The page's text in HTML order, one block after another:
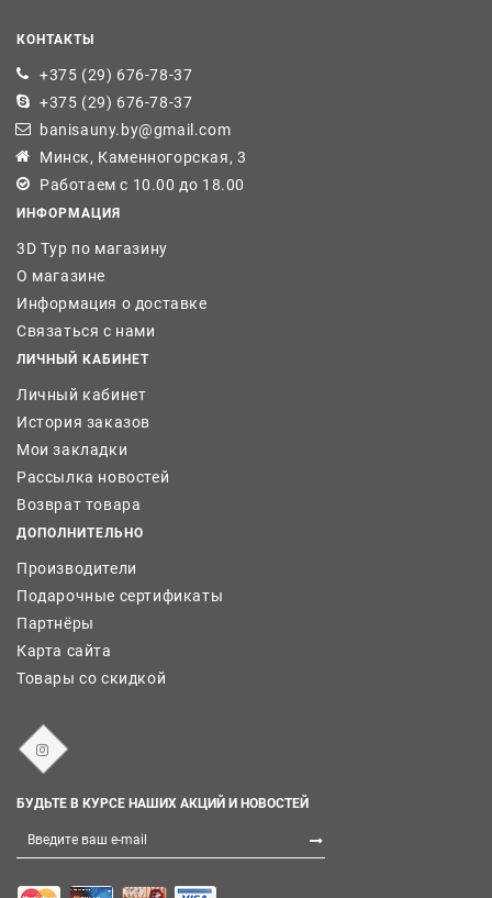
КОНТАКТЫ
+375 (29) 676-78-37
+375 (29) 676-78-37
banisauny.by@gmail.com
Минск, Каменногорская, 3
Работаем с 10.00 до 18.00
ИНФОРМАЦИЯ
3D Тур по магазину
О магазине
Информация о доставке
Связаться с нами
ЛИЧНЫЙ КАБИНЕТ
Личный кабинет
История заказов
Мои закладки
Рассылка новостей
Возврат товара
ДОПОЛНИТЕЛЬНО
Производители
Подарочные сертификаты
Партнёры
Карта сайта
Товары со скидкой
БУДЬТЕ В КУРСЕ НАШИХ АКЦИЙ И НОВОСТЕЙ